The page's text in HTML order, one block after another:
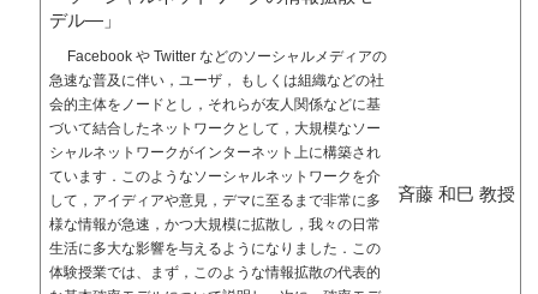
デル―」
Facebook や Twitter などのソーシャルメディアの
急速な普及に伴い，ユーザ， もしくは組織などの社
会的主体をノードとし，それらが友人関係などに基
づいて結合したネットワークとして，大規模なソー
シャルネットワークがインターネット上に構築され
ています．このようなソーシャルネットワークを介
して，アイディアや意見，デマに至るまで非常に多
様な情報が急速，かつ大規模に拡散し，我々の日常
生活に多大な影響を与えるようになりました．この
体験授業では、まず，このような情報拡散の代表的
斉藤 和巳 教授